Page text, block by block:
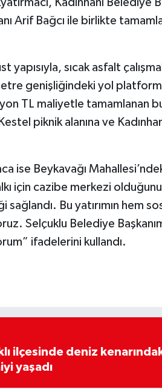
Arif Bağcı ile birlikte
yapısıyla, sıcak asfalt
genişliğindeki yol
TL maliyetle tamamlanan
piknik alanına ve
ise Beykavağı
için cazibe merkezi
Bu yatırımın hem
Selçuklu Belediye
ifadelerini kullandı.
ilçesinde deniz
yaşadı